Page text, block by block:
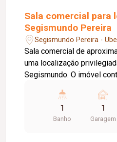
Sala comercial para
Segismundo Pereira
Segismundo Pereira -
Sala comercial de
uma localização
Segismundo. O imóvel
maior conforto. Inclui uma
rotativa, oferecendo
funcionários. Ideal para
1
Banho
1
Garagem